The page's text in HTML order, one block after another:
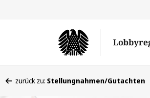
befinden
zurück zu: Stellungnahmen/Gutachten